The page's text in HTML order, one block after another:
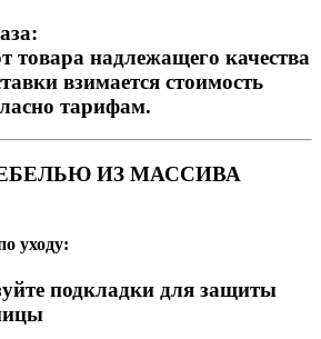
товара надлежащего качества
взимается стоимость
тарифам.
ИЗ МАССИВА
уходу:
подкладки для защиты